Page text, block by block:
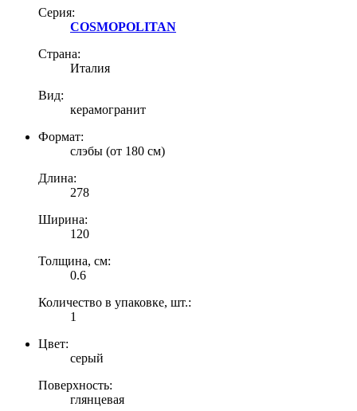
Серия:
COSMOPOLITAN
Страна:
Италия
Вид:
керамогранит
Формат:
слэбы (от 180 см)
Длина:
278
Ширина:
120
Толщина, см:
0.6
Количество в упаковке, шт.:
1
Цвет:
серый
Поверхность:
глянцевая